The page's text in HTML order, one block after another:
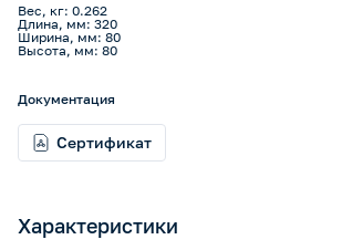
Характеристики
Вес, кг: 0.262
Длина, мм: 320
Ширина, мм: 80
Высота, мм: 80
Документация
Сертификат